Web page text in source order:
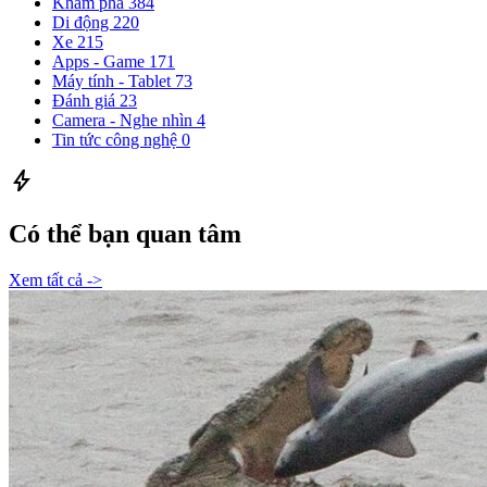
Di động 220
Xe 215
Apps - Game 171
Máy tính - Tablet 73
Đánh giá 23
Camera - Nghe nhìn 4
Tin tức công nghệ 0
bolt
Có thể bạn quan tâm
Xem tất cả ->